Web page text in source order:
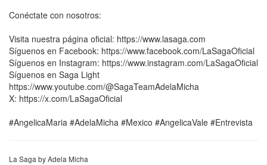
Conéctate con nosotros:
Visita nuestra página oficial: https://www.lasaga.com
Síguenos en Facebook: https://www.facebook.com/LaSagaOficial
Síguenos en Instagram: https://www.instagram.com/LaSagaOficial
Síguenos en Saga Light
https://www.youtube.com/@SagaTeamAdelaMicha
X: https://x.com/LaSagaOficial
#AngelicaMaria #AdelaMicha #Mexico #AngelicaVale #Entrevista
La Saga by Adela Micha